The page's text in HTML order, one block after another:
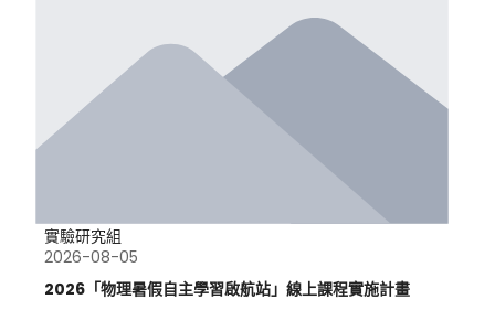
實驗研究組
2026-08-05
2026「物理暑假自主學習啟航站」線上課程實施計畫